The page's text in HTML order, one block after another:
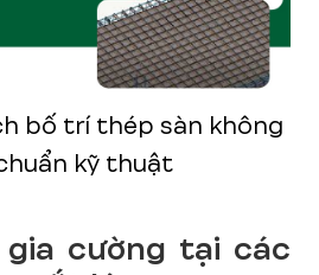
bố trí thép sàn không
kỹ thuật
cường tại các